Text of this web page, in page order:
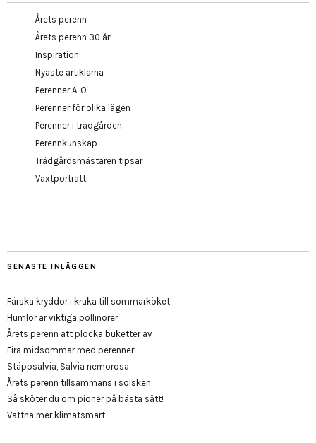
Årets perenn
Årets perenn 30 år!
Inspiration
Nyaste artiklarna
Perenner A-Ö
Perenner för olika lägen
Perenner i trädgården
Perennkunskap
Trädgårdsmästaren tipsar
Växtporträtt
SENASTE INLÄGGEN
Färska kryddor i kruka till sommarköket
Humlor är viktiga pollinörer
Årets perenn att plocka buketter av
Fira midsommar med perenner!
Stäppsalvia, Salvia nemorosa
Årets perenn tillsammans i solsken
Så sköter du om pioner på bästa sätt!
Vattna mer klimatsmart